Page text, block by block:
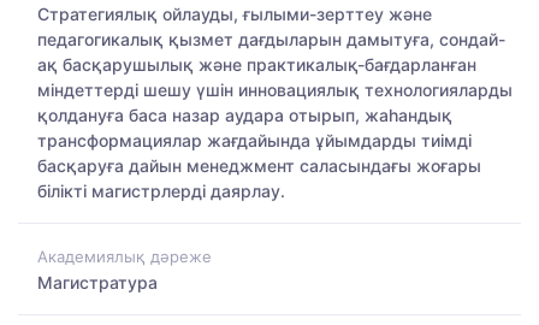
Стратегиялық ойлауды, ғылыми-зерттеу және
педагогикалық қызмет дағдыларын дамытуға, сондай-
ақ басқарушылық және практикалық-бағдарланған
міндеттерді шешу үшін инновациялық технологияларды
қолдануға баса назар аудара отырып, жаһандық
трансформациялар жағдайында ұйымдарды тиімді
басқаруға дайын менеджмент саласындағы жоғары
білікті магистрлерді даярлау.
Академиялық дәреже
Магистратура